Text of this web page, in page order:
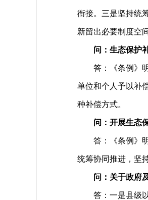
衔接。三是坚持统
新留出必要制度空间
问：生态保护
答：《条例》
单位和个人予以补
种补偿方式。
问：开展生态
答：《条例》
统筹协同推进，坚
问：关于政府
答：一是县级